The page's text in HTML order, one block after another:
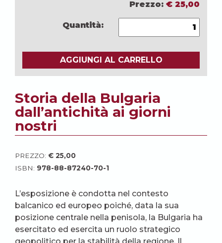
Prezzo: € 25,00
Quantità:
AGGIUNGI AL CARRELLO
Storia della Bulgaria
dall’antichità ai giorni
nostri
PREZZO: € 25,00
ISBN: 978-88-87240-70-1
L’esposizione è condotta nel contesto
balcanico ed europeo poiché, data la sua
posizione centrale nella penisola, la Bulgaria ha
esercitato ed esercita un ruolo strategico